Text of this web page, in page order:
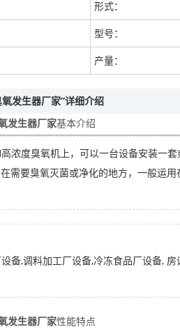
形式：
型号：
产量：
发生器厂家”详细介绍
发生器厂家基本介绍
浓度臭氧机上，可以一台设备安装一
需要臭氧灭菌或净化的地方，一般运
备,调料加工厂设备,冷冻食品厂设备,
发生器厂家性能特点